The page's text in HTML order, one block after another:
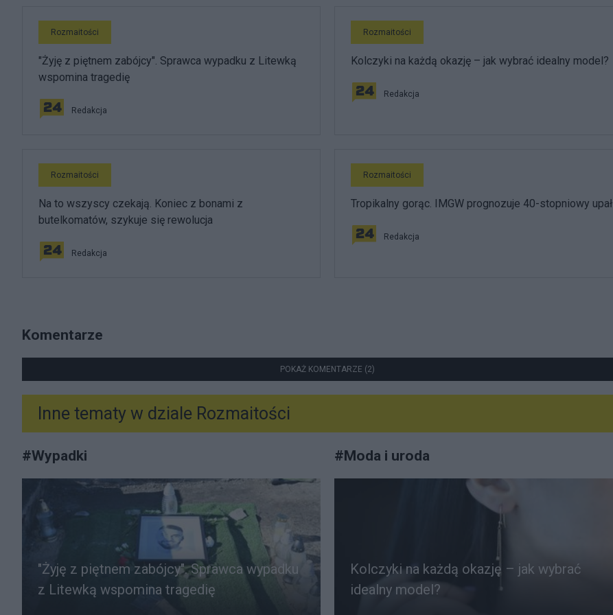
Rozmaitości
"Żyję z piętnem zabójcy". Sprawca wypadku z Litewką
wspomina tragedię
Redakcja
Rozmaitości
Kolczyki na każdą okazję – jak wybrać idealny model?
Redakcja
Rozmaitości
Na to wszyscy czekają. Koniec z bonami z
butelkomatów, szykuje się rewolucja
Redakcja
Rozmaitości
Tropikalny gorąc. IMGW prognozuje 40-stopniowy upał
Redakcja
Komentarze
POKAŻ KOMENTARZE (2)
Inne tematy w dziale Rozmaitości
#Wypadki
"Żyję z piętnem zabójcy". Sprawca wypadku
z Litewką wspomina tragedię
#Moda i uroda
Kolczyki na każdą okazję – jak wybrać
idealny model?